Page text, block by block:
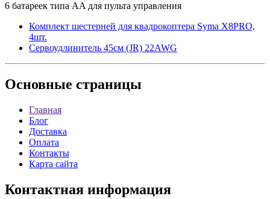
6 батареек типа AA для пульта управления
Комплект шестерней для квадрокоптера Syma X8PRO,
4шт.
Сервоудлинитель 45см (JR) 22AWG
Основные страницы
Главная
Блог
Доставка
Оплата
Контакты
Карта сайта
Контактная информация